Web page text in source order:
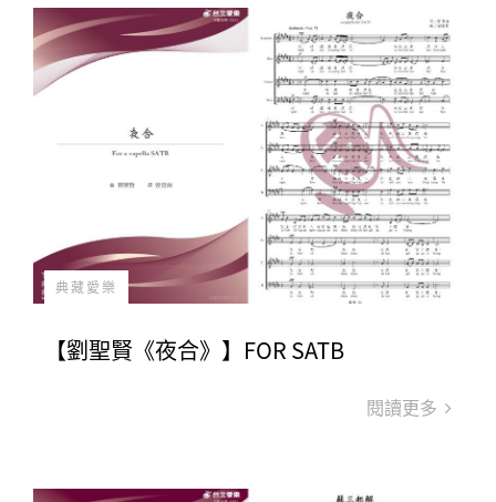
典藏愛樂
【劉聖賢《夜合》】FOR SATB
閱讀更多